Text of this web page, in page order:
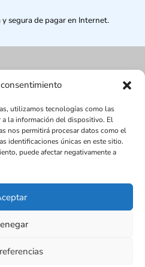
utilizamos tecnologías como las
a la información del dispositivo. El
nos permitirá procesar datos como el
identificaciones únicas en este sitio.
puede afectar negativamente a
Narváez | LMDV ©
2017
|